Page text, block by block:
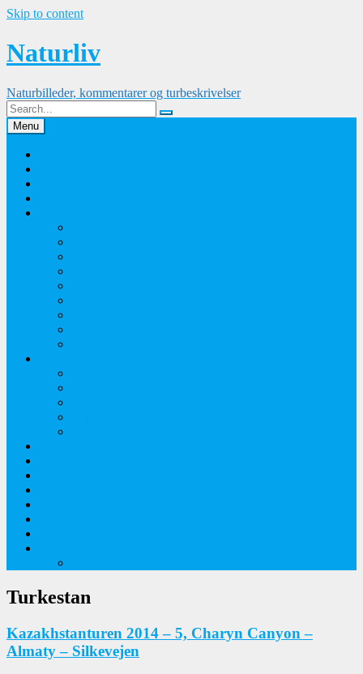
Skip to content
Naturliv
Naturbilleder, kommentarer og turbeskrivelser
Menu
Turkestan
Kazakhstanturen 2014 – 5, Charyn Canyon –
Almaty – Silkevejen